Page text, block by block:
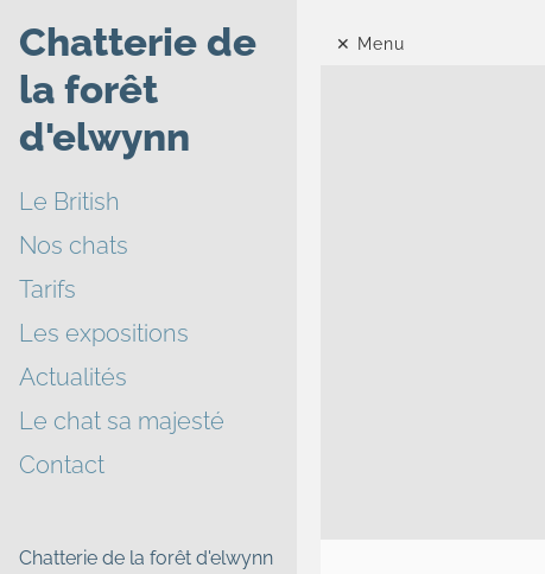
Chatterie de
la forêt
d'elwynn
Le British
Nos chats
Tarifs
Les expositions
Actualités
Le chat sa majesté
Contact
Chatterie de la forêt d'elwynn
Menu